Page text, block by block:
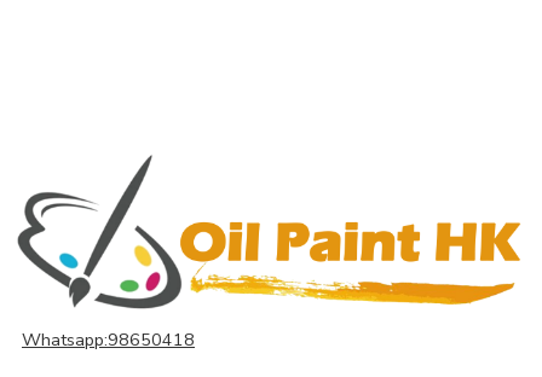
Whatsapp:98650418